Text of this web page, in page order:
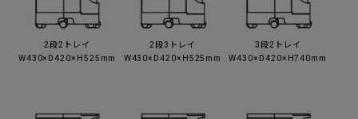
2段2トレイ
W430×D420×H525mm
2段3トレイ
W430×D420×H525mm
3段2トレイ
W430×D420×H740mm